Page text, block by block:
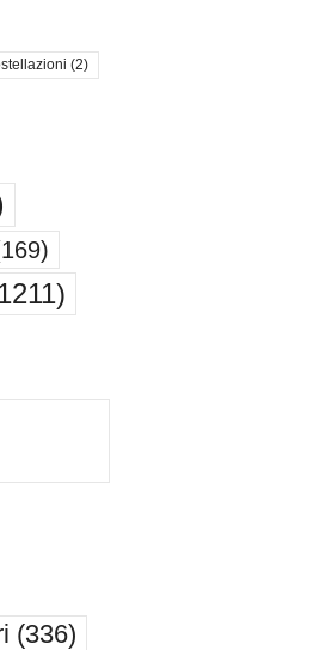
(2)
(336)